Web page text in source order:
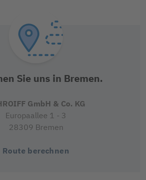
Sie uns in Bremen.
GmbH & Co. KG
Europaallee 1 - 3
28309 Bremen
Route berechnen